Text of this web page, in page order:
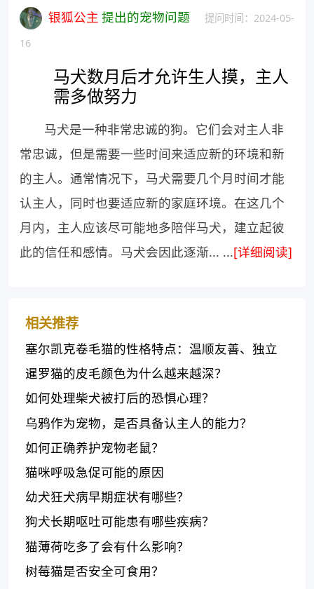
银狐公主 提出的宠物问题
提问时间：2024-05-
16
马犬数月后才允许生人摸，主人
需多做努力
马犬是一种非常忠诚的狗。它们会对主人非
常忠诚，但是需要一些时间来适应新的环境和新
的主人。通常情况下，马犬需要几个月时间才能
认主人，同时也要适应新的家庭环境。在这几个
月内，主人应该尽可能地多陪伴马犬，建立起彼
此的信任和感情。马犬会因此逐渐... ...[详细阅读]
相关推荐
塞尔凯克卷毛猫的性格特点：温顺友善、独立
好奇还容易适应环境
暹罗猫的皮毛颜色为什么越来越深？
如何处理柴犬被打后的恐惧心理？
乌鸦作为宠物，是否具备认主人的能力？
如何正确养护宠物老鼠？
猫咪呼吸急促可能的原因
幼犬狂犬病早期症状有哪些？
狗犬长期呕吐可能患有哪些疾病？
猫薄荷吃多了会有什么影响？
树莓猫是否安全可食用？